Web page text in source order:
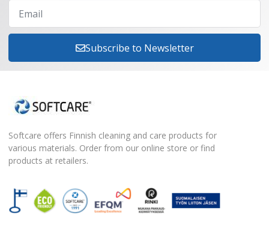
Subscribe to Newsletter
Softcare offers Finnish cleaning and care products for
various materials. Order from our online store or find
products at retailers.